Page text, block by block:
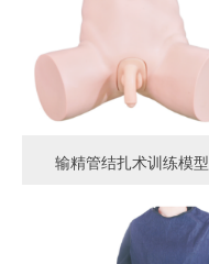
输精管结扎术训练模型